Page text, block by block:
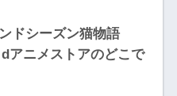
ドシーズン猫物語
アニメストアのどこで